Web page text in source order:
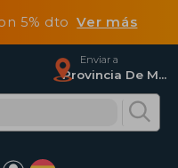
5% dtoVer más
Enviar a
Provincia De Madrid